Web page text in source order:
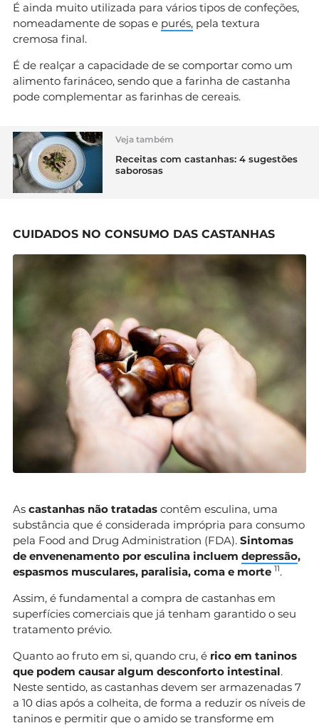
É ainda muito utilizada para vários tipos de confeções,
nomeadamente de sopas e purés, pela textura
cremosa final.
É de realçar a capacidade de se comportar como um
alimento farináceo, sendo que a farinha de castanha
pode complementar as farinhas de cereais.
Veja também
Receitas com castanhas: 4 sugestões
saborosas
CUIDADOS NO CONSUMO DAS CASTANHAS
As castanhas não tratadas contêm esculina, uma
substância que é considerada imprópria para consumo
pela Food and Drug Administration (FDA). Sintomas
de envenenamento por esculina incluem depressão,
espasmos musculares, paralisia, coma e morte 11.
Assim, é fundamental a compra de castanhas em
superfícies comerciais que já tenham garantido o seu
tratamento prévio.
Quanto ao fruto em si, quando cru, é rico em taninos
que podem causar algum desconforto intestinal.
Neste sentido, as castanhas devem ser armazenadas 7
a 10 dias após a colheita, de forma a reduzir os níveis de
taninos e permitir que o amido se transforme em